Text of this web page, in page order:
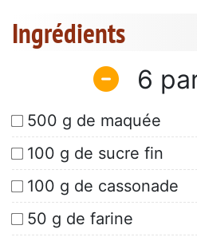
Ingrédients
6
500 g de maquée
100 g de sucre fin
100 g de cassonade
50 g de farine